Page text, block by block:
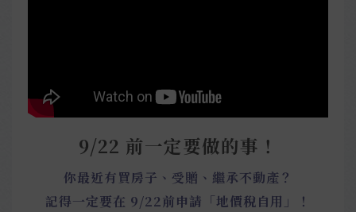
9/22 前一定要做的事！
你最近有買房子、受贈、繼承不動產？
記得一定要在 9/22前申請「地價稅自用」！